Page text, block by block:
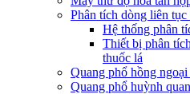
Phân tích dòng liên tục
Hệ thống phân
Thiết bị phân
thuốc lá
Quang phổ hồng
Quang phổ huỳnh